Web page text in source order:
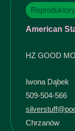
Reproduktory
American
HZ GOOD
Iwona Dąbek
509-504-566
Chrzanów